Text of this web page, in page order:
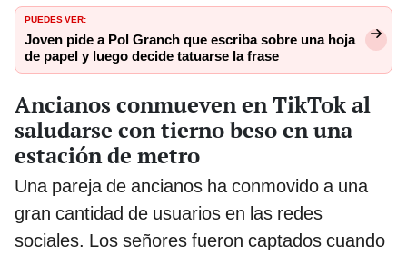
PUEDES VER:
Joven pide a Pol Granch que escriba sobre una hoja
de papel y luego decide tatuarse la frase
Ancianos conmueven en TikTok al
saludarse con tierno beso en una
estación de metro
Una pareja de ancianos ha conmovido a una
gran cantidad de usuarios en las redes
sociales. Los señores fueron captados cuando